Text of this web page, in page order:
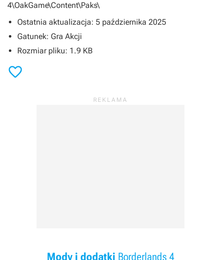
4\OakGame\Content\Paks\
Ostatnia aktualizacja: 5 października 2025
Gatunek: Gra Akcji
Rozmiar pliku: 1.9 KB

Mody i dodatki Borderlands 4